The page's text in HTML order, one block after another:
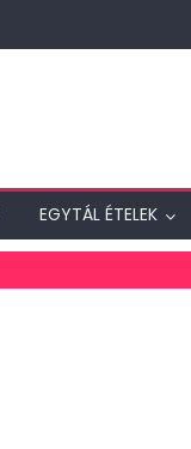
EGYTÁL ÉTELEK